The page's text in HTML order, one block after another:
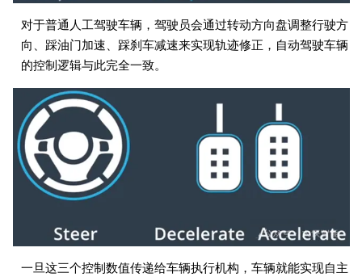
对于普通人工驾驶车辆，驾驶员会通过转动方向盘调整行驶方
向、踩油门加速、踩刹车减速来实现轨迹修正，自动驾驶车辆
的控制逻辑与此完全一致。
一旦这三个控制数值传递给车辆执行机构，车辆就能实现自主